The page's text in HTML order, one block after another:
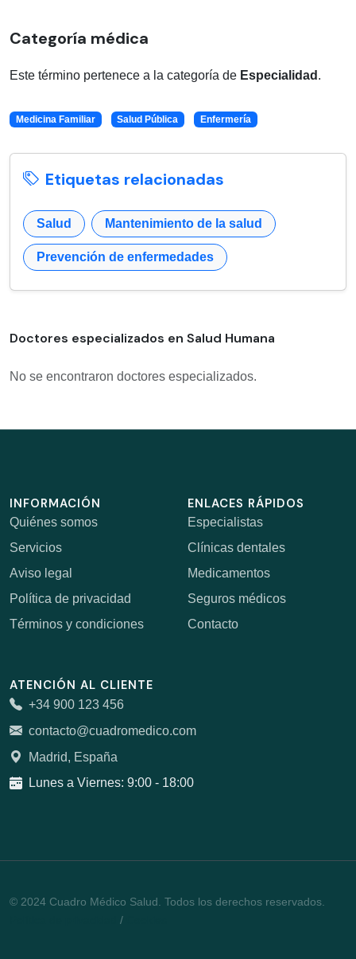
Categoría médica
Este término pertenece a la categoría de Especialidad .
Medicina Familiar Salud Pública Enfermería
Etiquetas relacionadas
Salud Mantenimiento de la salud
Prevención de enfermedades
Doctores especializados en Salud Humana
No se encontraron doctores especializados.
INFORMACIÓN
Quiénes somos
Servicios
Aviso legal
Política de privacidad
Términos y condiciones
ENLACES RÁPIDOS
Especialistas
Clínicas dentales
Medicamentos
Seguros médicos
Contacto
ATENCIÓN AL CLIENTE
+34 900 123 456
contacto@cuadromedico.com
Madrid, España
Lunes a Viernes: 9:00 - 18:00
© 2024 Cuadro Médico Salud. Todos los derechos reservados.
/